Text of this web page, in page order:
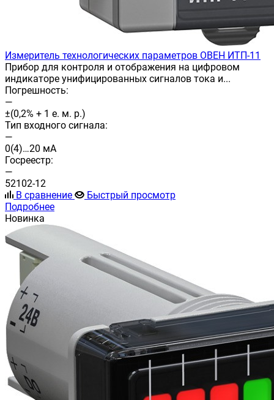
Измеритель технологических параметров ОВЕН ИТП-11
Прибор для контроля и отображения на цифровом
индикаторе унифицированных сигналов тока и...
Погрешность:
—
±(0,2% + 1 е. м. р.)
Тип входного сигнала:
—
0(4)…20 мА
Госреестр:
—
52102-12
В сравнение
Быстрый просмотр
Подробнее
Новинка